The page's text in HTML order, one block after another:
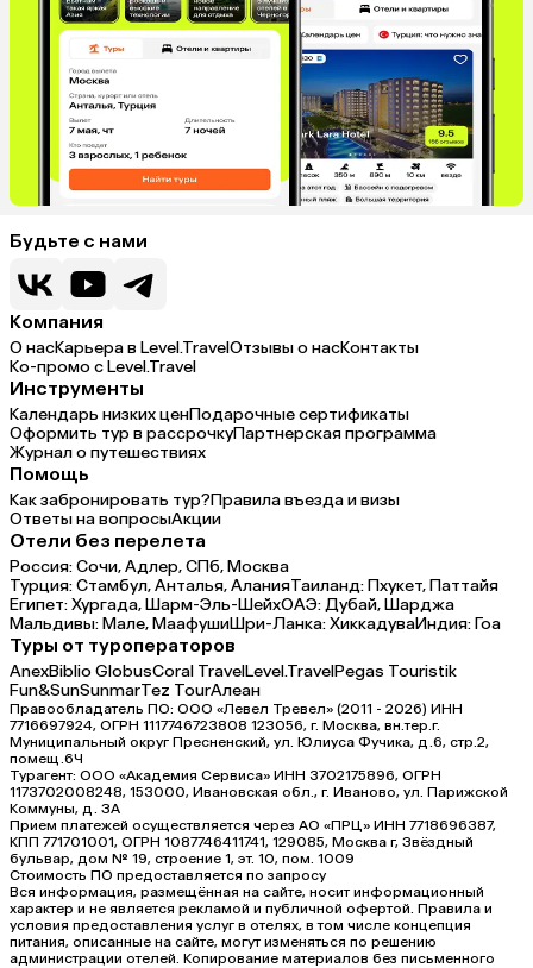
Будьте с нами
Компания
О насКарьера в Level.TravelОтзывы о насКонтакты
Ко-промо с Level.Travel
Инструменты
Календарь низких ценПодарочные сертификаты
Оформить тур в рассрочкуПартнерская программа
Журнал о путешествиях
Помощь
Как забронировать тур?Правила въезда и визы
Ответы на вопросыАкции
Отели без перелета
Россия:Сочи,Адлер,СПб,Москва
Турция:Стамбул,Анталья,АланияТаиланд:Пхукет,Паттайя
Египет:Хургада,Шарм-Эль-ШейхОАЭ:Дубай,Шарджа
Мальдивы:Мале,МаафушиШри-Ланка:ХиккадуваИндия:Гоа
Туры от туроператоров
AnexBiblio GlobusCoral TravelLevel.TravelPegas Touristik
Fun&SunSunmarTez TourАлеан
Правообладатель ПО: ООО «Левел Тревел» (2011 - 2026) ИНН
7716697924, ОГРН 1117746723808 123056, г. Москва, вн.тер.г.
Муниципальный округ Пресненский, ул. Юлиуса Фучика, д.6, стр.2,
помещ.6Ч
Турагент: ООО «Академия Сервиса» ИНН 3702175896, ОГРН
1173702008248, 153000, Ивановская обл., г. Иваново, ул. Парижской
Коммуны, д. ЗА
Прием платежей осуществляется через АО «ПРЦ» ИНН 7718696387,
КПП 771701001, ОГРН 1087746411741, 129085, Москва г, Звёздный
бульвар, дом № 19, строение 1, эт. 10, пом. 1009
Стоимость ПО предоставляется по запросу
Вся информация, размещённая на сайте, носит информационный
характер и не является рекламой и публичной офертой. Правила и
условия предоставления услуг в отелях, в том числе концепция
питания, описанные на сайте, могут изменяться по решению
администрации отелей. Копирование материалов без письменного